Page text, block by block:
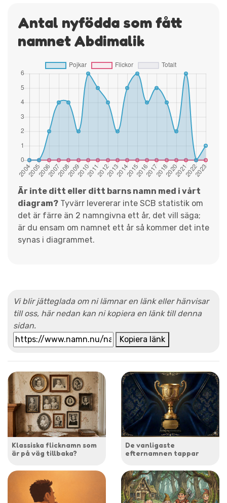
Antal nyfödda som fått
namnet Abdimalik
Är inte ditt eller ditt barns namn med i vårt
diagram? Tyvärr levererar inte SCB statistik om
det är färre än 2 namngivna ett år, det vill säga;
är du ensam om namnet ett år så kommer det inte
synas i diagrammet.
Vi blir jätteglada om ni lämnar en länk eller hänvisar
till oss, här nedan kan ni kopiera en länk till denna
sidan.
Kopiera länk
Klassiska flicknamn som
är på väg tillbaka?
De vanligaste
efternamnen tappar